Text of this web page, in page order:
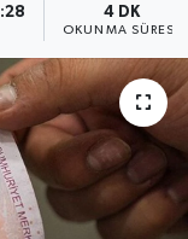
4 DK
OKUNMA SÜRESI